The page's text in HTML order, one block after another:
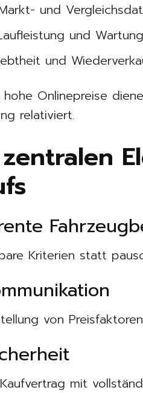
und
und
und
hohe Onlinepreise
relativiert.
Kriterien statt
von
mit